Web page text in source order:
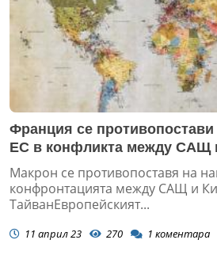
Франция се противопостави
ЕС в конфликта между САЩ
Макрон се противопоставя на
конфронтацията между САЩ и
ТайванЕвропейският...
11 април 23 270 1 коментара